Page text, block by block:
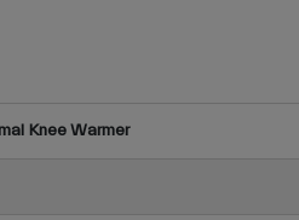
Knee Warmer